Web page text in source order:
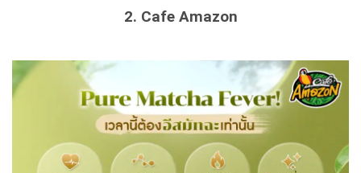
2. Cafe Amazon